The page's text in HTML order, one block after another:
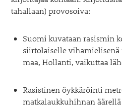
tahallaan) provosoiva:
Suomi kuvataan rasismin
siirtolaiselle vihamielisenä
maa, Hollanti, vaikuttaa
Rasistinen öykkäröinti
matkalaukkuhihnan